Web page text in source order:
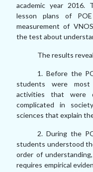
academic year 2016.
lesson plans of
measurement of
the test about
The results
1. Before the
students were most
activities that were
complicated in
sciences that explain
2. During the
students understood
order of
requires empirical